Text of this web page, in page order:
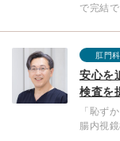
で完結
肛門科
安心を
検査を
「恥ず
腸内視